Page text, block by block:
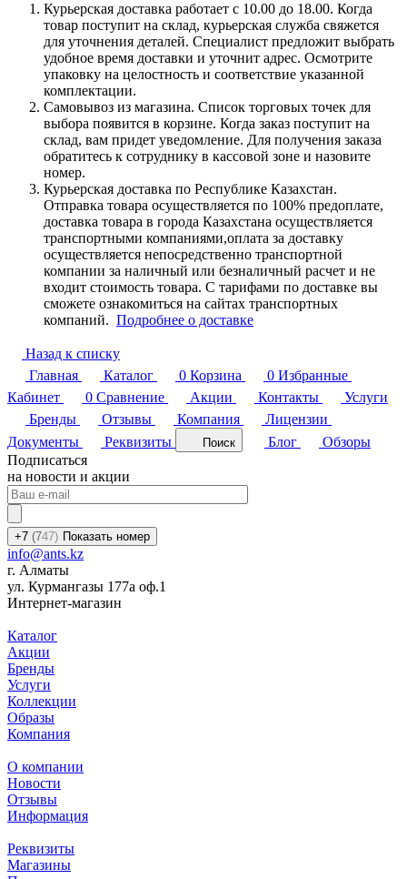
Курьерская доставка работает с 10.00 до 18.00. Когда
товар поступит на склад, курьерская служба свяжется
для уточнения деталей. Специалист предложит выбрать
удобное время доставки и уточнит адрес. Осмотрите
упаковку на целостность и соответствие указанной
комплектации.
Самовывоз из магазина. Список торговых точек для
выбора появится в корзине. Когда заказ поступит на
склад, вам придет уведомление. Для получения заказа
обратитесь к сотруднику в кассовой зоне и назовите
номер.
Курьерская доставка по Республике Казахстан.
Отправка товара осуществляется по 100% предоплате,
доставка товара в города Казахстана осуществляется
транспортными компаниями,оплата за доставку
осуществляется непосредственно транспортной
компании за наличный или безналичный расчет и не
входит стоимость товара. С тарифами по доставке вы
сможете ознакомиться на сайтах транспортных
компаний. Подробнее о доставке
Назад к списку
Главная
Каталог 0 Корзина 0 Избранные
Кабинет
0 Сравнение Акции Контакты
Услуги
Бренды
Отзывы Компания
Лицензии
Документы
Реквизиты Поиск Блог
Обзоры
Подписаться
на новости и акции
+7 (747) Показать номер
info@ants.kz
г. Алматы
ул. Курмангазы 177а оф.1
Интернет-магазин
Каталог
Акции
Бренды
Услуги
Коллекции
Образы
Компания
О компании
Новости
Отзывы
Информация
Реквизиты
Магазины